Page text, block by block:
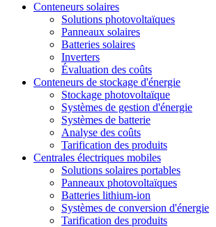
Conteneurs solaires
Solutions photovoltaïques
Panneaux solaires
Batteries solaires
Inverters
Évaluation des coûts
Conteneurs de stockage d'énergie
Stockage photovoltaïque
Systèmes de gestion d'énergie
Systèmes de batterie
Analyse des coûts
Tarification des produits
Centrales électriques mobiles
Solutions solaires portables
Panneaux photovoltaïques
Batteries lithium-ion
Systèmes de conversion d'énergie
Tarification des produits